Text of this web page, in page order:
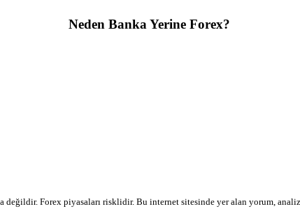
Neden Banka Yerine Forex?
değildir. Forex piyasaları risklidir. Bu internet sitesinde yer alan yorum,